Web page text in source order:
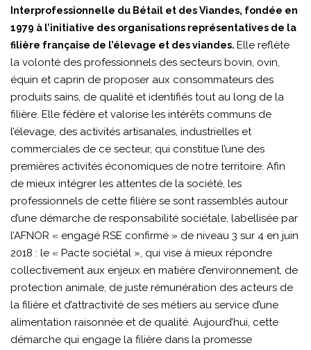
Interprofessionnelle du Bétail et des Viandes, fondée en
1979 à l’initiative des organisations représentatives de la
filière française de l’élevage et des viandes. Elle reflète
la volonté des professionnels des secteurs bovin, ovin,
équin et caprin de proposer aux consommateurs des
produits sains, de qualité et identifiés tout au long de la
filière. Elle fédère et valorise les intérêts communs de
l’élevage, des activités artisanales, industrielles et
commerciales de ce secteur, qui constitue l’une des
premières activités économiques de notre territoire. Afin
de mieux intégrer les attentes de la société, les
professionnels de cette filière se sont rassemblés autour
d’une démarche de responsabilité sociétale, labellisée par
l’AFNOR « engagé RSE confirmé » de niveau 3 sur 4 en juin
2018 : le « Pacte sociétal », qui vise à mieux répondre
collectivement aux enjeux en matière d’environnement, de
protection animale, de juste rémunération des acteurs de
la filière et d’attractivité de ses métiers au service d’une
alimentation raisonnée et de qualité. Aujourd’hui, cette
démarche qui engage la filière dans la promesse